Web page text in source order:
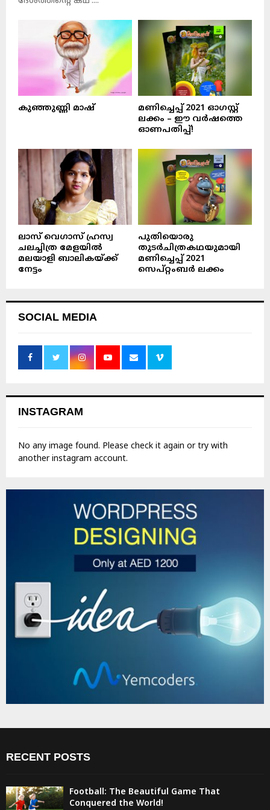
കുഞ്ഞുണ്ണി മാഷ്‌
മണിച്ചെപ്പ് 2021 ഓഗസ്റ്റ്
ലക്കം – ഈ വർഷത്തെ
ഓണപതിപ്പ്!
ലാസ് വെഗാസ് ഹ്രസ്വ
ചലച്ചിത്ര മേളയിൽ
മലയാളി ബാലികയ്ക്ക്
നേട്ടം
പുതിയൊരു
തുടർചിത്രകഥയുമായി
മണിച്ചെപ്പ് 2021
സെപ്റ്റംബർ ലക്കം
SOCIAL MEDIA
INSTAGRAM
No any image found. Please check it again or try with
another instagram account.
RECENT POSTS
Football: The Beautiful Game That
Conquered the World!